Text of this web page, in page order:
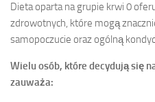
Dieta oparta na grupie krwi 0
zdrowotnych, które mogą
samopoczucie oraz ogólną
Wielu osób, które decydują się
zauważa: